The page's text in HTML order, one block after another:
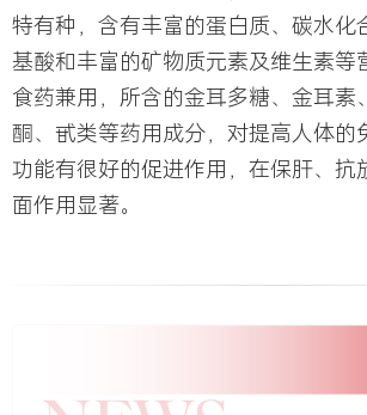
特有种，含有丰富的蛋白质、碳水化
基酸和丰富的矿物质元素及维生素等
食药兼用，所含的金耳多糖、金耳素
酮、甙类等药用成分，对提高人体的
功能有很好的促进作用，在保肝、抗
面作用显著。